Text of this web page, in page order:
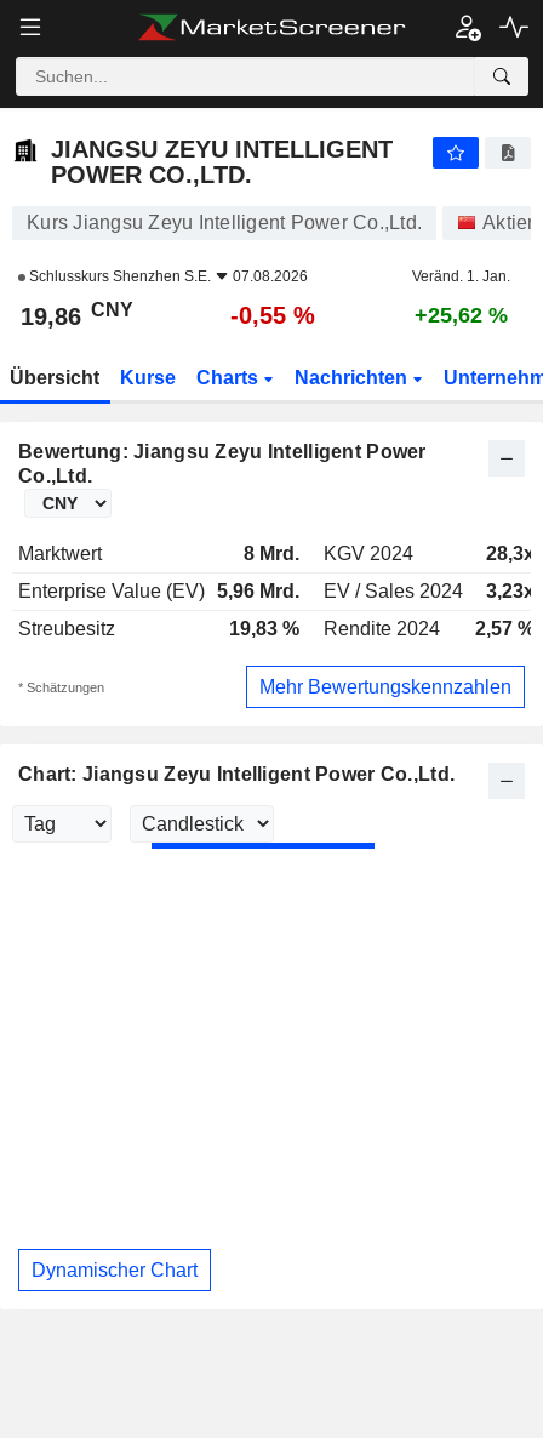
JIANGSU ZEYU INTELLIGENT
POWER CO.,LTD.
Kurs Jiangsu Zeyu Intelligent Power Co.,Ltd. Aktien
Schlusskurs Shenzhen S.E. 07.08.2026 Veränd. 1. Jan.
19,86 CNY -0,55 % +25,62 %
Übersicht Kurse Charts Nachrichten
Bewertung: Jiangsu Zeyu Intelligent Power
Co.,Ltd.
Marktwert 8 Mrd. KGV 2024
28,3x
Enterprise Value (EV) 5,96 Mrd. EV / Sales 2024
3,23x
Streubesitz
19,83 % Rendite 2024 2,57 %
* Schätzungen Mehr Bewertungskennzahlen
Chart: Jiangsu Zeyu Intelligent Power Co.,Ltd.
Dynamischer Chart